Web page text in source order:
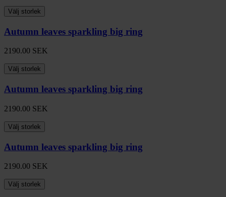
Välj storlek
Autumn leaves sparkling big ring
2190.00 SEK
Välj storlek
Autumn leaves sparkling big ring
2190.00 SEK
Välj storlek
Autumn leaves sparkling big ring
2190.00 SEK
Välj storlek